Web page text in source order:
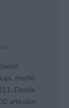
medio
Desde
artículos